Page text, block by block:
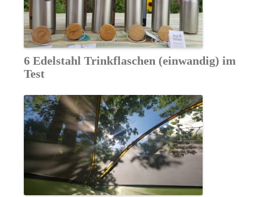
6 Edelstahl Trinkflaschen (einwandig) im
Test